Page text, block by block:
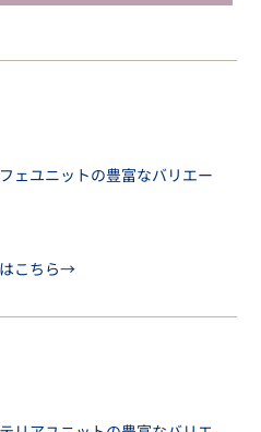
ェユニットの豊富なバリエー
こちら→